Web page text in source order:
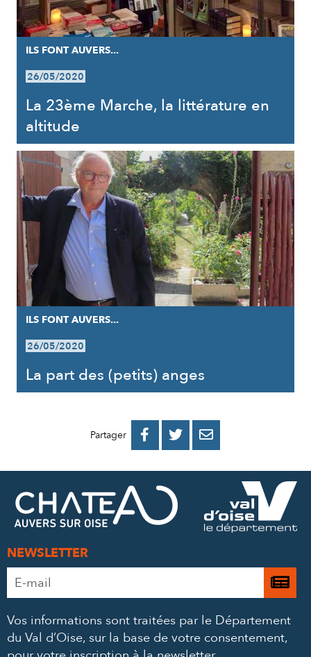
ILS FONT AUVERS...
26/05/2020
La 23ème Marche, la littérature en
altitude
ILS FONT AUVERS...
26/05/2020
La part des (petits) anges
Partager 
PARTAGER
FACEBOOK
PARTAGER
PARTAGER
MAIL
NEWSLETTER
Adresse
e-
*
Je
à
Vos informations sont traitées par le Département
du Val d’Oise, sur la base de votre consentement,